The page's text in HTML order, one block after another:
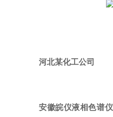
河北某化工公司
安徽皖仪液相色谱仪